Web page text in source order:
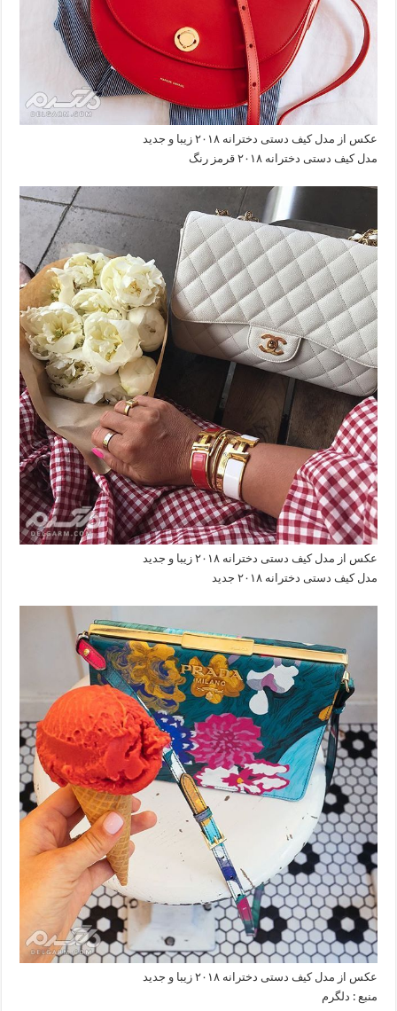
عکس از مدل کیف دستی دخترانه ۲۰۱۸ زیبا و جدید
مدل کیف دستی دخترانه ۲۰۱۸ قرمز رنگ
عکس از مدل کیف دستی دخترانه ۲۰۱۸ زیبا و جدید
مدل کیف دستی دخترانه ۲۰۱۸ جدید
عکس از مدل کیف دستی دخترانه ۲۰۱۸ زیبا و جدید
منبع : دلگرم